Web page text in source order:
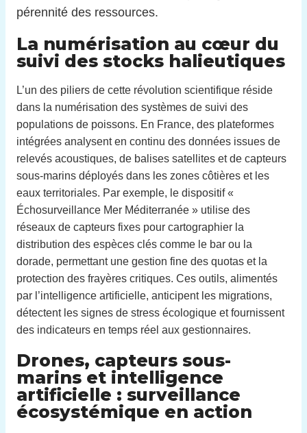
pérennité des ressources.
La numérisation au cœur du
suivi des stocks halieutiques
L’un des piliers de cette révolution scientifique réside
dans la numérisation des systèmes de suivi des
populations de poissons. En France, des plateformes
intégrées analysent en continu des données issues de
relevés acoustiques, de balises satellites et de capteurs
sous-marins déployés dans les zones côtières et les
eaux territoriales. Par exemple, le dispositif «
Échosurveillance Mer Méditerranée » utilise des
réseaux de capteurs fixes pour cartographier la
distribution des espèces clés comme le bar ou la
dorade, permettant une gestion fine des quotas et la
protection des frayères critiques. Ces outils, alimentés
par l’intelligence artificielle, anticipent les migrations,
détectent les signes de stress écologique et fournissent
des indicateurs en temps réel aux gestionnaires.
Drones, capteurs sous-
marins et intelligence
artificielle : surveillance
écosystémique en action